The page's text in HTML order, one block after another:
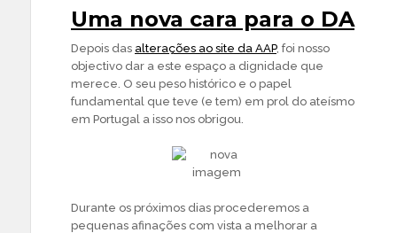
Uma nova cara para o DA
Depois das alterações ao site da AAP, foi nosso
objectivo dar a este espaço a dignidade que
merece. O seu peso histórico e o papel
fundamental que teve (e tem) em prol do ateísmo
em Portugal a isso nos obrigou.
Durante os próximos dias procederemos a
pequenas afinações com vista a melhorar a